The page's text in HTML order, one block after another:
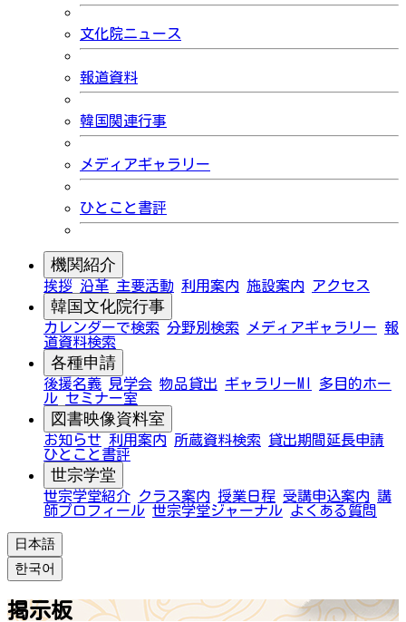
文化院ニュース
報道資料
韓国関連行事
メディアギャラリー
ひとこと書評
機関紹介
挨拶 沿革 主要活動 利用案内 施設案内 アクセス
韓国文化院行事
カレンダーで検索 分野別検索 メディアギャラリー 報
道資料検索
各種申請
後援名義 見学会 物品貸出 ギャラリーMI
多目的ホー
ル セミナー室
図書映像資料室
お知らせ 利用案内 所蔵資料検索
貸出期間延長申請
ひとこと書評
世宗学堂
世宗学堂紹介 クラス案内 授業日程 受講申込案内 講
師プロフィール 世宗学堂ジャーナル よくある質問
日本語
한국어
掲示板